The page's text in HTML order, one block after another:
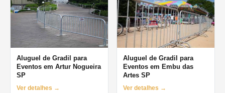
Aluguel de Gradil para
Eventos em Artur Nogueira
SP
Ver detalhes →
Aluguel de Gradil para
Eventos em Embu das
Artes SP
Ver detalhes →